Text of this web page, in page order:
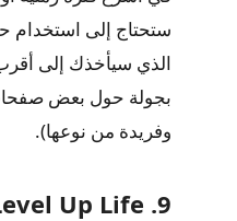
ستحتاج إلى استخدام
الذي سيأخذك إلى
بجولة حول بعض صفحات
وفريدة من نوعها).
9. Level Up Life